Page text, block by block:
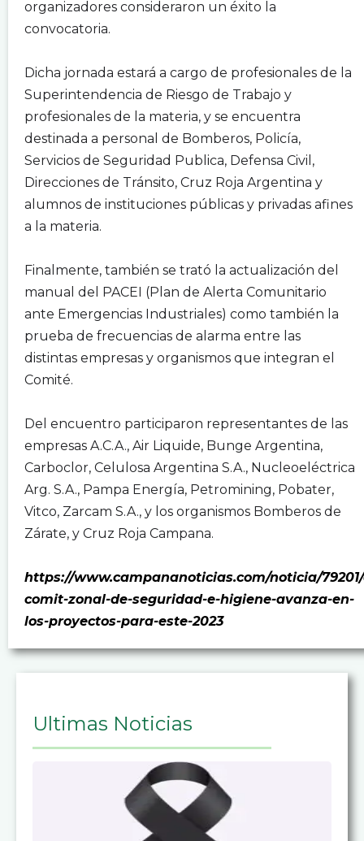
organizadores consideraron un éxito la
convocatoria.
Dicha jornada estará a cargo de profesionales de la
Superintendencia de Riesgo de Trabajo y
profesionales de la materia, y se encuentra
destinada a personal de Bomberos, Policía,
Servicios de Seguridad Publica, Defensa Civil,
Direcciones de Tránsito, Cruz Roja Argentina y
alumnos de instituciones públicas y privadas afines
a la materia.
Finalmente, también se trató la actualización del
manual del PACEI (Plan de Alerta Comunitario
ante Emergencias Industriales) como también la
prueba de frecuencias de alarma entre las
distintas empresas y organismos que integran el
Comité.
Del encuentro participaron representantes de las
empresas A.C.A., Air Liquide, Bunge Argentina,
Carboclor, Celulosa Argentina S.A., Nucleoeléctrica
Arg. S.A., Pampa Energía, Petromining, Pobater,
Vitco, Zarcam S.A., y los organismos Bomberos de
Zárate, y Cruz Roja Campana.
https://www.campananoticias.com/noticia/
comit-zonal-de-seguridad-e-higiene-avanza-en-
los-proyectos-para-este-2023
Ultimas Noticias